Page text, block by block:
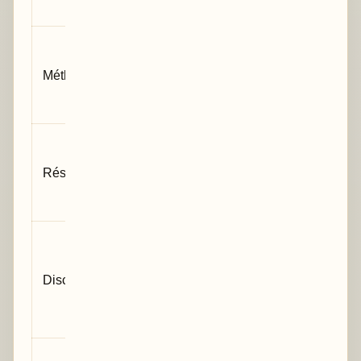
Méthodes
Résultats
Discussion